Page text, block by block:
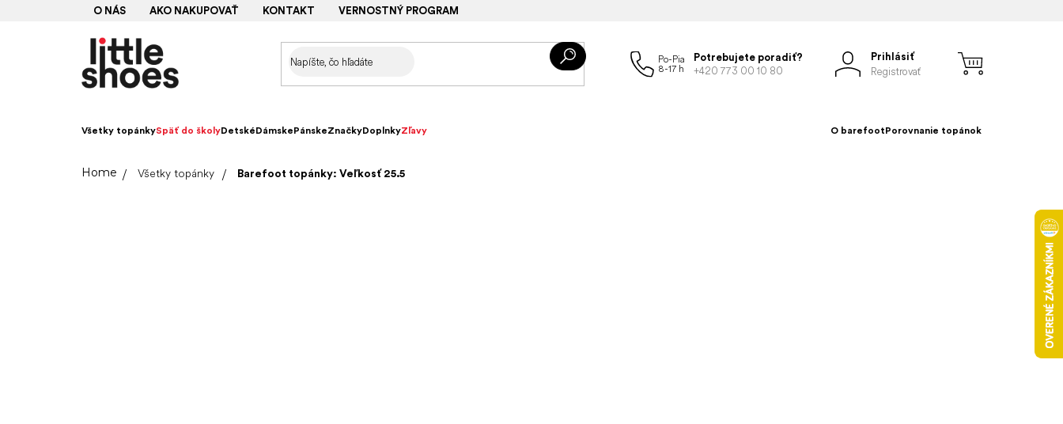
O NÁS AKO NAKUPOVAŤ KONTAKT VERNOSTNÝ PROGRAM
Potrebujete poradiť?
+420 773 00 10 80
Prihlásiť
Registrovať
Všetky topánkySpäť do školyDetskéDámskePánskeZnačkyDoplnkyZľavy O barefootPorovnanie topánok
DomovVšetky topánky Barefoot topánky: Veľkosť 25.5